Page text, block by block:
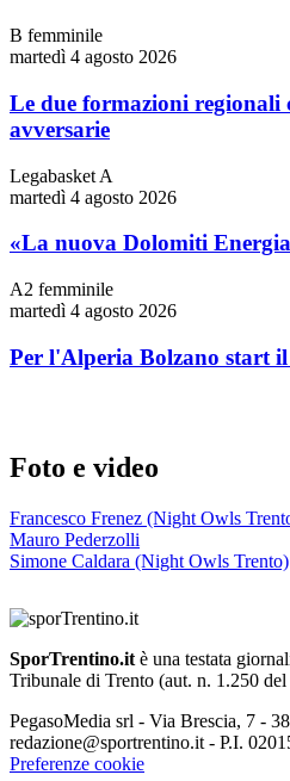
B femminile
martedì 4 agosto 2026
Le due formazioni regionali
avversarie
Legabasket A
martedì 4 agosto 2026
«La nuova Dolomiti
A2 femminile
martedì 4 agosto 2026
Per l'Alperia Bolzano start
Foto e video
Francesco Frenez (Night Owls
Mauro Pederzolli
Simone Caldara (Night Owls Trento)
SporTrentino.it è una testata
Tribunale di Trento (aut. n. 1.250
PegasoMedia srl - Via Brescia, 7 -
redazione@sportrentino.it - P.I.
Preferenze cookie